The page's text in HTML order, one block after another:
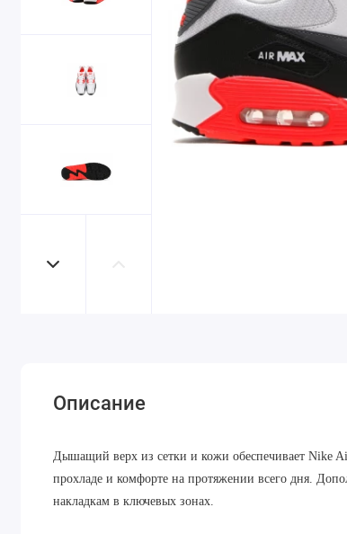
Описание
Дышащий верх из сетки и кожи обеспечивает Nike
прохладе и комфорте на протяжении всего дня.
накладкам в ключевых зонах.